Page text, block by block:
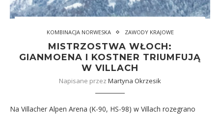
KOMBINACJA NORWESKA ZAWODY KRAJOWE
MISTRZOSTWA WŁOCH:
GIANMOENA I KOSTNER TRIUMFUJĄ
W VILLACH
Napisane przez Martyna Okrzesik
Na Villacher Alpen Arena (K-90, HS-98) w Villach rozegrano